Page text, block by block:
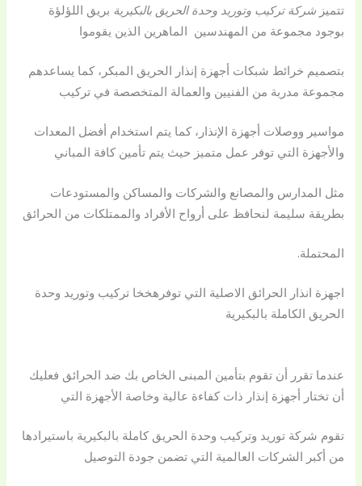
تتميزشركة تركيب وتوريد وحدة الحريق بالبكيرية بريق اللؤلؤة
بوجود مجموعة من المهندسين الماهرين الذين يقوموا
بتصميم خرائط شبكات أجهزة إنذار الحريق المبكر، كما يساعدهم
مجموعة مدربة من الفنيين والعمالة المتخصصة في تركيب
مواسير ووصلات أجهزة الإنذار، كما يتم استخدام أفضل المعدات
والأجهزة التي توفر عمل متميز حيث يتم تأمين كافة المباني
مثل المدارس والمصانع والشركات والمساكن والمستودعات
بطريقة سليمة لنحافظ على أرواح الأفراد والممتلكات من الحرائق
المحتملة.
اجهزة انذار الحرائق الاصلية التي توفرهخخا تركيب وتوريد وحدة
الحريق الكاملة بالبكيرية
عندما تقرر أن تقوم بتأمين المبنى الخاص بك ضد الحرائق فعليك
أن تختار أجهزة إنذار ذات كفاءة عالية وخاصة الأجهزة التي
تقوم شركة توريد وتركيب وحدة الحريق كاملة بالبكيرية باستيرادها
من أكبر الشركات العالمية التي تضمن جودة التوصيل